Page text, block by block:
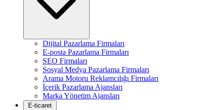
Dijital Pazarlama Firmaları
E-posta Pazarlama Firmaları
SEO Firmaları
Sosyal Medya Pazarlama Firmaları
Arama Motoru Reklamcılığı Firmaları
İçerik Pazarlama Ajansları
Marka Yönetim Ajansları
E-ticaret